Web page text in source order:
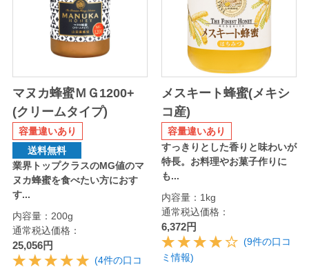
マヌカ蜂蜜ＭＧ1200+
(クリームタイプ)
容量違いあり
送料無料
業界トップクラスのMG値のマ
ヌカ蜂蜜を食べたい方におす
す...
内容量：200g
通常税込価格：
25,056円
(4件の口コ
メスキート蜂蜜(メキシ
コ産)
容量違いあり
すっきりとした香りと味わいが
特長。お料理やお菓子作りに
も...
内容量：1kg
通常税込価格：
6,372円
(9件の口コ
ミ情報)